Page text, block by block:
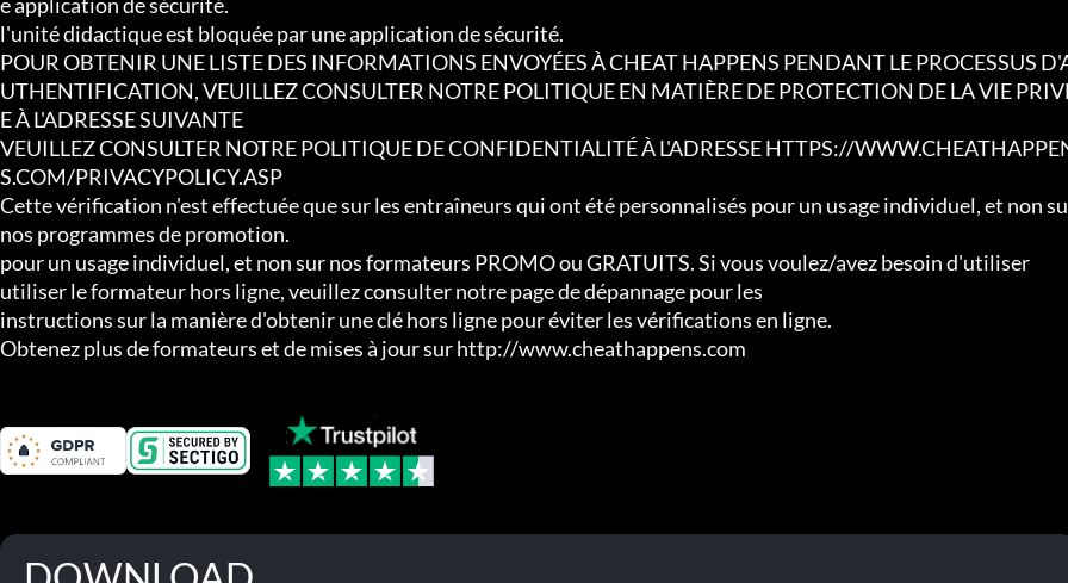
l'unité didactique est bloquée par une application de sécurité.
POUR OBTENIR UNE LISTE DES INFORMATIONS ENVOYÉES À CHEAT HAPPENS PENDANT LE PROCESSUS
UTHENTIFICATION, VEUILLEZ CONSULTER NOTRE POLITIQUE EN MATIÈRE DE PROTECTION DE LA VIE
E À L'ADRESSE SUIVANTE
VEUILLEZ CONSULTER NOTRE POLITIQUE DE CONFIDENTIALITÉ À L'ADRESSE HTTPS://
S.COM/PRIVACYPOLICY.ASP
Cette vérification n'est effectuée que sur les entraîneurs qui ont été personnalisés pour un usage individuel, et non
nos programmes de promotion.
pour un usage individuel, et non sur nos formateurs PROMO ou GRATUITS. Si vous voulez/avez besoin d'utiliser
utiliser le formateur hors ligne, veuillez consulter notre page de dépannage pour les
instructions sur la manière d'obtenir une clé hors ligne pour éviter les vérifications en ligne.
Obtenez plus de formateurs et de mises à jour sur http://www.cheathappens.com